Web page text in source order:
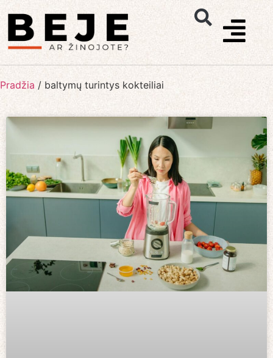
Pradžia / baltymų turintys kokteiliai